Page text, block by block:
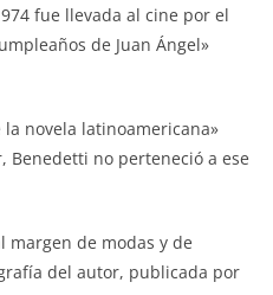
fue llevada al cine por el
de Juan Ángel»
novela latinoamericana»
Benedetti no perteneció a ese
margen de modas y de
del autor, publicada por